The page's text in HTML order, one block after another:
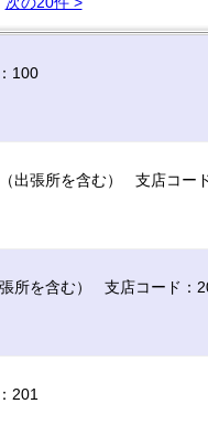
100
出張所を含む） 支店コー
所を含む） 支店コード：
201